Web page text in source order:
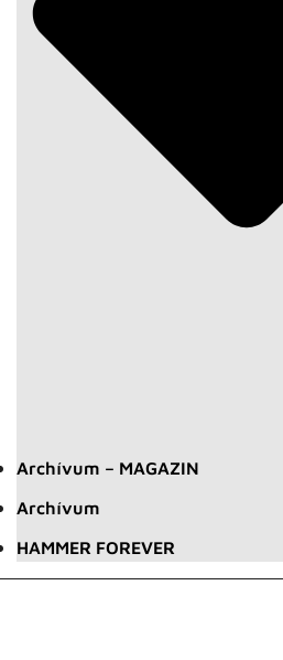
Archívum – MAGAZIN
Archívum
HAMMER FOREVER